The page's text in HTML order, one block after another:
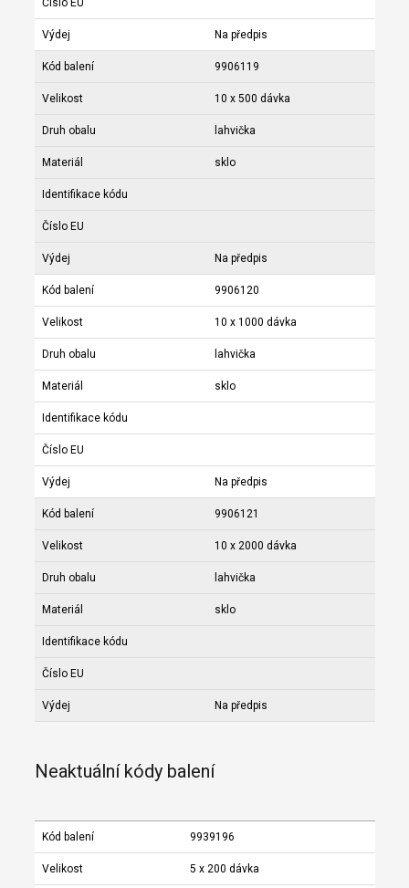
Výdej Na předpis
Kód balení 9906119
Velikost 10 x 500 dávka
Druh obalu lahvička
Materiál sklo
Identifikace kódu
Číslo EU
Výdej Na předpis
Kód balení 9906120
Velikost 10 x 1000 dávka
Druh obalu lahvička
Materiál sklo
Identifikace kódu
Číslo EU
Výdej Na předpis
Kód balení 9906121
Velikost 10 x 2000 dávka
Druh obalu lahvička
Materiál sklo
Identifikace kódu
Číslo EU
Výdej Na předpis
Neaktuální kódy balení
Kód balení 9939196
Velikost 5 x 200 dávka